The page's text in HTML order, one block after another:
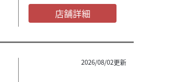
店舗詳細
2026/08/02更新